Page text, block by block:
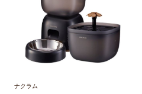
ナクラム